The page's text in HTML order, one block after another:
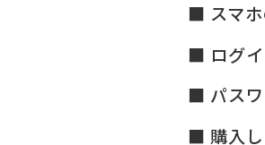
スマ
ログ
パス
購入